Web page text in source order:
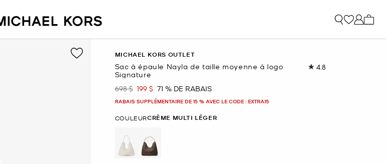
MICHAEL KORS OUTLET
Sac à épaule Nayla de taille moyenne à logo
Signature
4.8Lire
était
698 $ maintenant
199 $ 71 % DE RABAIS
RABAIS SUPPLÉMENTAIRE DE 15 % AVEC LE CODE : EXTRA15
COULEURCRÈME MULTI LÉGER